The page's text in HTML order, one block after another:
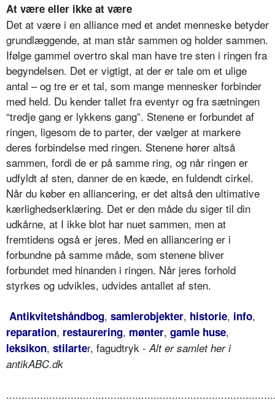
At være eller ikke at være
Det at være i en alliance med et andet menneske betyder
grundlæggende, at man står sammen og holder sammen.
Ifølge gammel overtro skal man have tre sten i ringen fra
begyndelsen. Det er vigtigt, at der er tale om et ulige
antal – og tre er et tal, som mange mennesker forbinder
med held. Du kender tallet fra eventyr og fra sætningen
“tredje gang er lykkens gang”. Stenene er forbundet af
ringen, ligesom de to parter, der vælger at markere
deres forbindelse med ringen. Stenene hører altså
sammen, fordi de er på samme ring, og når ringen er
udfyldt af sten, danner de en kæde, en fuldendt cirkel.
Når du køber en alliancering, er det altså den ultimative
kærlighedserklæring. Det er den måde du siger til din
udkårne, at I ikke blot har nuet sammen, men at
fremtidens også er jeres. Med en alliancering er i
forbundne på samme måde, som stenene bliver
forbundet med hinanden i ringen. Når jeres forhold
styrkes og udvikles, udvides antallet af sten.
Antikvitetshåndbog, samlerobjekter, historie, info,
reparation, restaurering, mønter, gamle huse,
leksikon, stilarter, fagudtryk - Alt er samlet her i
antikABC.dk